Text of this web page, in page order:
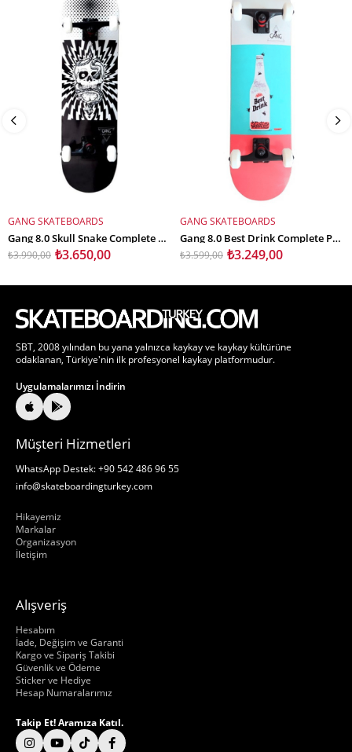
SEPETE EKLE
GANG SKATEBOARDS
Gang 8.0 Skull Snake Complete Profesyonel Kaykay
₺3.650,00
₺3.990,00
SEPETE EKLE
GANG SKATEBOARDS
Gang 8.0 Best Drink Complete Profesyonel Kaykay
₺3.249,00
₺3.599,00
SBT, 2008 yılından bu yana yalnızca kaykay ve kaykay kültürüne
odaklanan, Türkiye'nin ilk profesyonel kaykay platformudur.
Uygulamalarımızı İndirin
Müşteri Hizmetleri
WhatsApp Destek: +90 542 486 96 55
info@skateboardingturkey.com
Hikayemiz
Markalar
Organizasyon
İletişim
Alışveriş
Hakkımızda
Hesabım
İade, Değişim ve Garanti
Kargo ve Sipariş Takibi
Güvenlik ve Ödeme
Sticker ve Hediye
Hesap Numaralarımız
Takip Et! Aramıza Katıl.